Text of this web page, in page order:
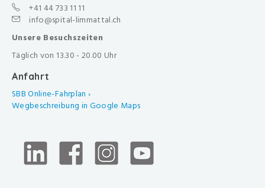
+41 44 733 11 11
info@spital-limmattal.ch
Unsere Besuchszeiten
Täglich von 13.30 - 20.00 Uhr
Anfahrt
SBB Online-Fahrplan ›
Wegbeschreibung in Google Maps